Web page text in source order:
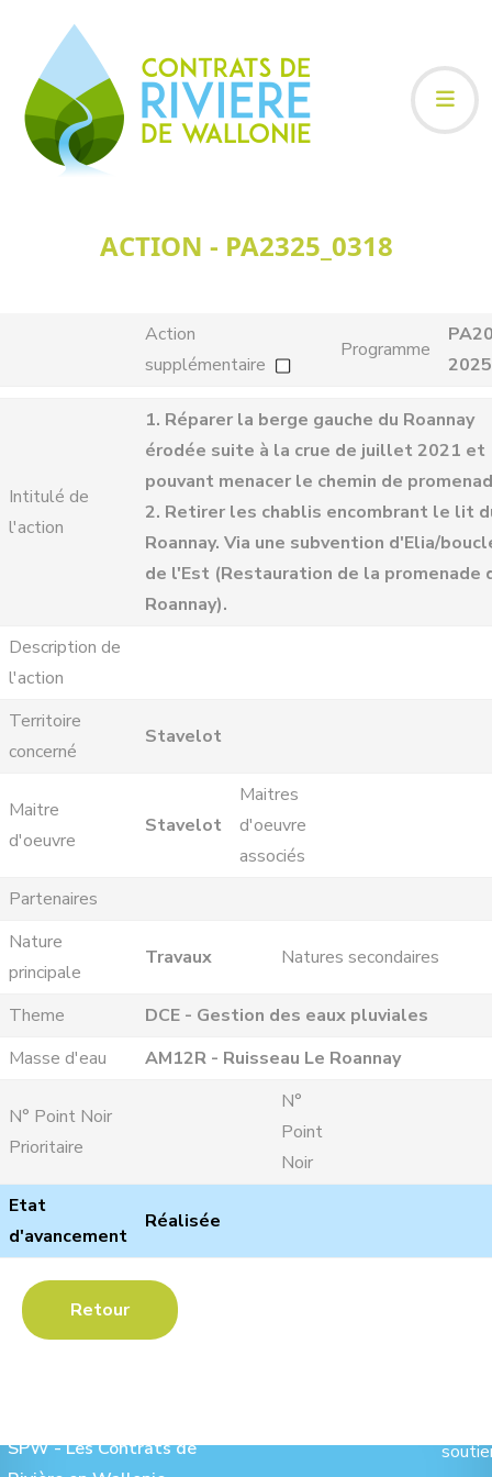
ACTION - PA2325_0318
Action
supplémentaire
Programme
2025
Intitulé de
l'action
1. Réparer la berge gauche du Roannay
érodée suite à la crue de juillet 2021 et
pouvant menacer le chemin de
2. Retirer les chablis encombrant le lit
Roannay. Via une subvention d'Elia/
de l'Est (Restauration de la promenade
Roannay).
Description de
l'action
Territoire
concerné
Stavelot
Maitre
d'oeuvre
Stavelot
Maitres
d'oeuvre
associés
Partenaires
Nature
principale
Travaux Natures secondaires
Theme
DCE - Gestion des eaux pluviales
Masse d'eau
AM12R - Ruisseau Le Roannay
N° Point Noir
Prioritaire
N°
Point
Noir
Etat
d'avancement
Réalisée
Retour
SPW - Les Contrats de